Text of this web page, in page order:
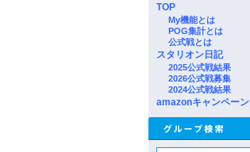
TOP
My機能とは
POG集計とは
公式戦とは
スタリオン日記
2025公式戦結果
2026公式戦募集
2024公式戦結果
amazonキャンペーン